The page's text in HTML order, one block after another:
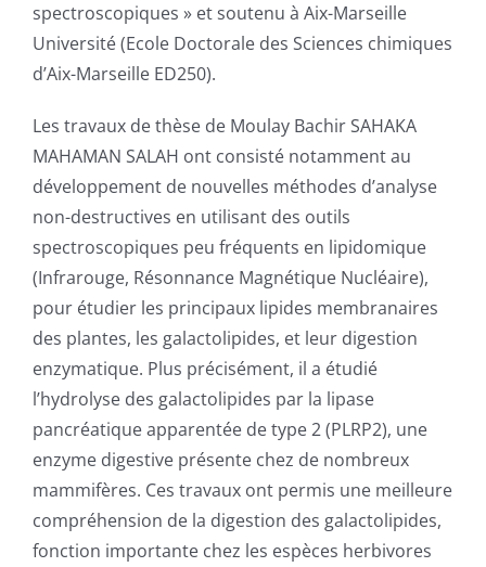
spectroscopiques » et soutenu à Aix-Marseille
Université (Ecole Doctorale des Sciences chimiques
d’Aix-Marseille ED250).
Les travaux de thèse de Moulay Bachir SAHAKA
MAHAMAN SALAH ont consisté notamment au
développement de nouvelles méthodes d’analyse
non-destructives en utilisant des outils
spectroscopiques peu fréquents en lipidomique
(Infrarouge, Résonnance Magnétique Nucléaire),
pour étudier les principaux lipides membranaires
des plantes, les galactolipides, et leur digestion
enzymatique. Plus précisément, il a étudié
l’hydrolyse des galactolipides par la lipase
pancréatique apparentée de type 2 (PLRP2), une
enzyme digestive présente chez de nombreux
mammifères. Ces travaux ont permis une meilleure
compréhension de la digestion des galactolipides,
fonction importante chez les espèces herbivores